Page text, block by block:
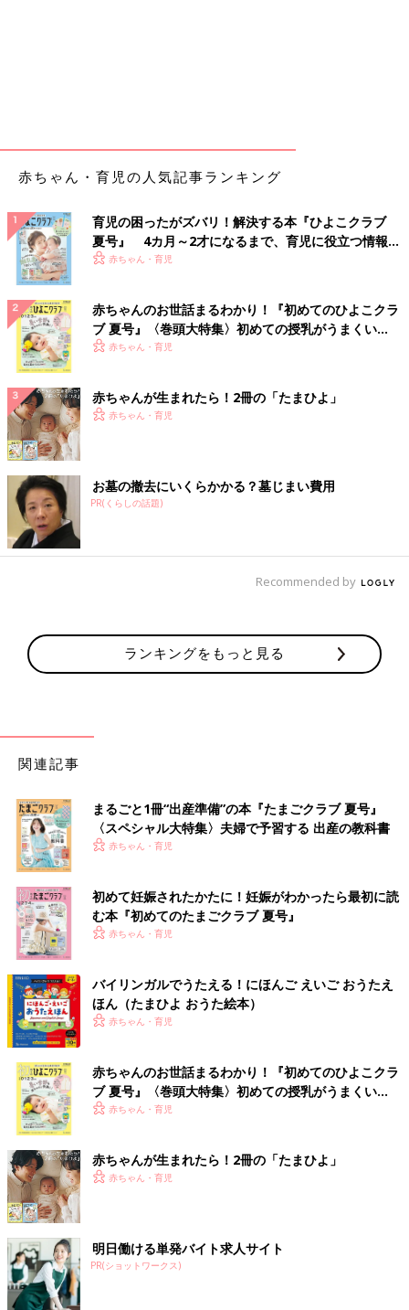
赤ちゃん・育児の人気記事ランキング
育児の困ったがズバリ！解決する本『ひよこクラブ
夏号』 4カ月～2才になるまで、育児に役立つ情報が
いっぱい！
赤ちゃん・育児
赤ちゃんのお世話まるわかり！『初めてのひよこクラ
ブ 夏号』〈巻頭大特集〉初めての授乳がうまくい
く！ おっぱい・ミルクの基本と夏のトラブル 解決テ
赤ちゃん・育児
赤ちゃんが生まれたら！2冊の「たまひよ」
赤ちゃん・育児
お墓の撤去にいくらかかる？墓じまい費用
PR(くらしの話題)
Recommended by
ランキングをもっと見る
関連記事
まるごと1冊“出産準備”の本『たまごクラブ 夏号』
〈スペシャル大特集〉夫婦で予習する 出産の教科書
赤ちゃん・育児
初めて妊娠されたかたに！妊娠がわかったら最初に読
む本『初めてのたまごクラブ 夏号』
赤ちゃん・育児
バイリンガルでうたえる！にほんご えいご おうたえ
ほん（たまひよ おうた絵本）
赤ちゃん・育児
赤ちゃんのお世話まるわかり！『初めてのひよこクラ
ブ 夏号』〈巻頭大特集〉初めての授乳がうまくい
く！ おっぱい・ミルクの基本と夏のトラブル 解決テ
赤ちゃん・育児
赤ちゃんが生まれたら！2冊の「たまひよ」
赤ちゃん・育児
明日働ける単発バイト求人サイト
PR(ショットワークス)